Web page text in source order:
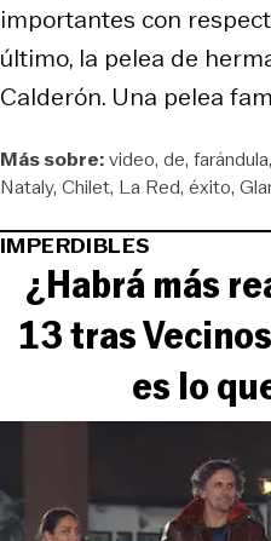
importantes con
último, la pelea de
Calderón. Una pelea
Más sobre:video de farándula
Nataly Chilet La Red éxito
IMPERDIBLES
¿Habrá más
13 tras
es lo